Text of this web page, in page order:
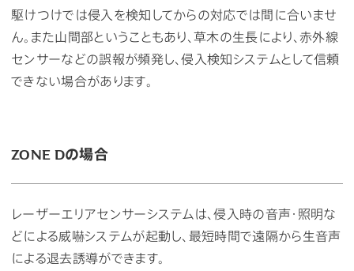
駆けつけでは侵入を検知してからの対応では間に合いませ
ん。また山間部ということもあり、草木の生長により、赤外線
センサーなどの誤報が頻発し、侵入検知システムとして信頼
できない場合があります。
ZONE Dの場合
レーザーエリアセンサーシステムは、侵入時の音声・照明な
どによる威嚇システムが起動し、最短時間で遠隔から生音声
による退去誘導ができます。